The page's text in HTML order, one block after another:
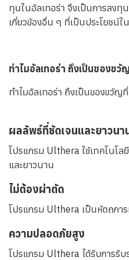
ทุนในอัลเทอร่า จึงเป็นการลงทุ
เกี่ยวข้องอื่น ๆ ที่เป็นประโยชน์ใ
ทำไมอัลเทอร่า ถึงเป็นของขวั
ทำไมอัลเทอร่า ถึงเป็นของขวัญ
ผลลัพธ์ที่ชัดเจนและยาวนา
โปรแกรม Ulthera ใช้เทคโนโ
และยาวนาน
ไม่ต้องผ่าตัด
โปรแกรม Ulthera เป็นหัตถกา
ความปลอดภัยสูง
โปรแกรม Ulthera ได้รับการรับ